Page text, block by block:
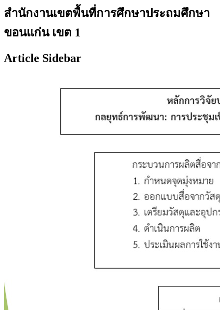
สำนักงานเขตพื้นที่การศึกษาประถมศึกษา
ขอนแก่น เขต 1
Article Sidebar